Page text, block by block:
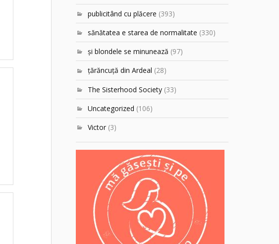
publicitând cu plăcere (393)
sănătatea e starea de normalitate (330)
şi blondele se minunează (97)
ţărăncuţă din Ardeal (28)
The Sisterhood Society (33)
Uncategorized (106)
Victor (3)